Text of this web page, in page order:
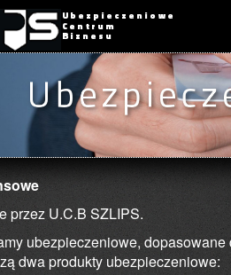
przez U.C.B SZLIPS.
ubezpieczeniowe,
dwa produkty ubezpieczeniowe: